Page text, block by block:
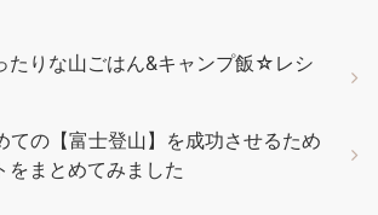
たりな山ごはん&キャンプ飯☆レシ
の【富士登山】を成功させるため
をまとめてみました